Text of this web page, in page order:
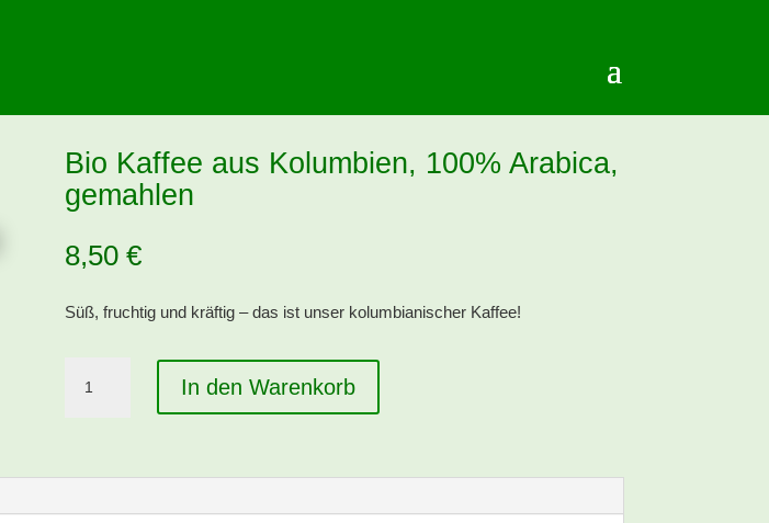
Bio Kaffee aus Kolumbien, 100% Arabica,
gemahlen
8,50 €
Süß, fruchtig und kräftig – das ist unser kolumbianischer Kaffee!
Kaffee
gemahlen
In den Warenkorb